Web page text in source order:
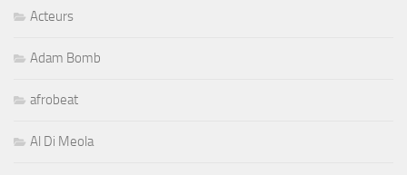
Acteurs
Adam Bomb
afrobeat
Al Di Meola